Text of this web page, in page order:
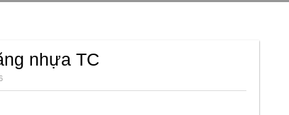
nhựa TC